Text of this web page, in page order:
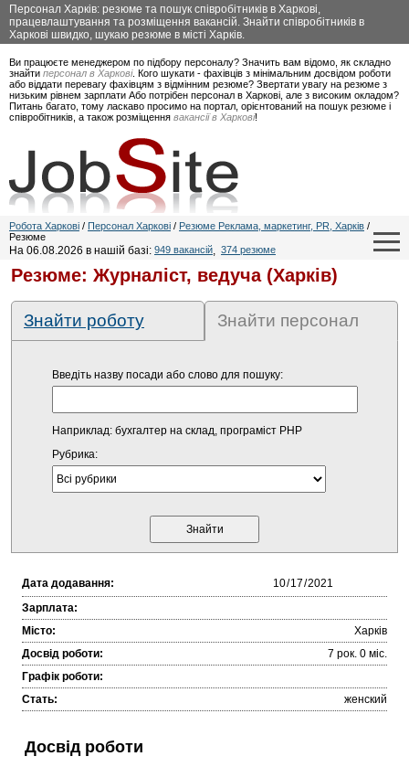
Персонал Харків: резюме та пошук співробітників в Харкові,
працевлаштування та розміщення вакансій. Знайти співробітників в
Харкові швидко, шукаю резюме в місті Харків.
Ви працюєте менеджером по підбору персоналу? Значить вам відомо, як складно
знайти персонал в Харкові. Кого шукати - фахівців з мінімальним досвідом роботи
або віддати перевагу фахівцям з відмінним резюме? Звертати увагу на резюме з
низьким рівнем зарплати Або потрібен персонал в Харкові, але з високим окладом?
Питань багато, тому ласкаво просимо на портал, орієнтований на пошук резюме і
співробітників, а також розміщення вакансії в Харкові!
Робота Харкові / Персонал Харкові / Резюме Реклама, маркетинг, PR, Харків /
Резюме
На 06.08.2026 в нашій базі: 949 вакансій, 374 резюме
Резюме: Журналіст, ведуча (Харків)
Знайти роботу Знайти персонал
Введіть назву посади або слово для пошуку:
Наприклад: бухгалтер на склад, програміст PHP
Рубрика:
Дата додавання:
Зарплата:
Місто:
Харків
Досвід роботи:
7 рок. 0 міc.
Графік роботи:
Стать:
женский
Досвід роботи